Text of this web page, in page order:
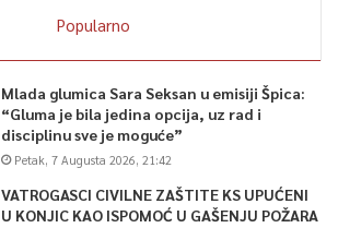
Popularno
Mlada glumica Sara Seksan u emisiji Špica:
“Gluma je bila jedina opcija, uz rad i
disciplinu sve je moguće”
Petak, 7 Augusta 2026, 21:42
VATROGASCI CIVILNE ZAŠTITE KS UPUĆENI
U KONJIC KAO ISPOMOĆ U GAŠENJU POŽARA